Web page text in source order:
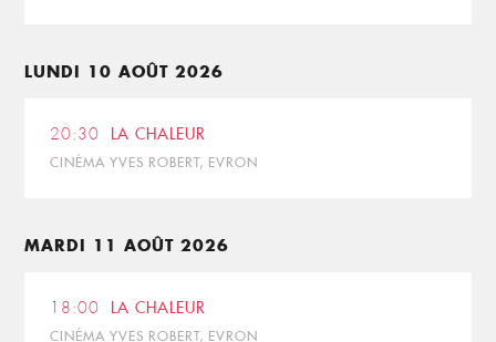
LUNDI 10 AOÛT 2026
20:30 LA CHALEUR
CINÉMA YVES ROBERT, EVRON
MARDI 11 AOÛT 2026
18:00 LA CHALEUR
CINÉMA YVES ROBERT, EVRON